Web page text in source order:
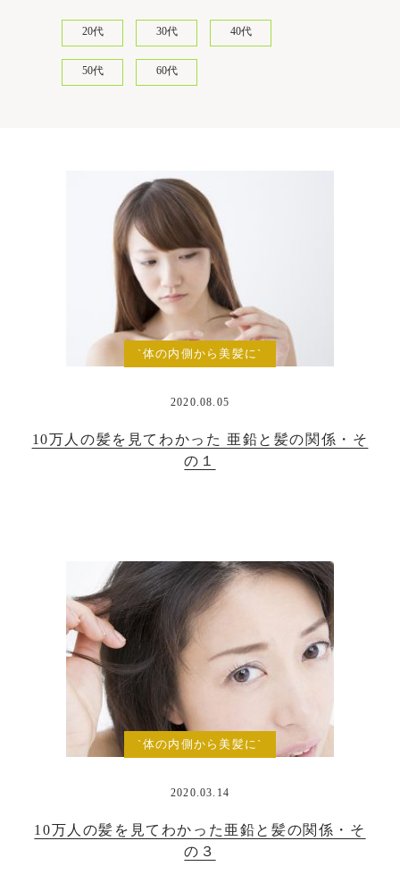
20代 30代 40代
50代 60代
`体の内側から美髪に`
2020.08.05
10万人の髪を見てわかった 亜鉛と髪の関係・そ
の１
`体の内側から美髪に`
2020.03.14
10万人の髪を見てわかった亜鉛と髪の関係・そ
の３